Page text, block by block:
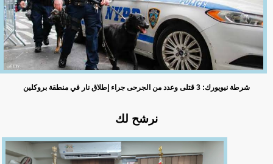
شرطة نيويورك: 3 قتلى وعدد من الجرحى جراء إطلاق نار في منطقة بروكلين
نرشح لك